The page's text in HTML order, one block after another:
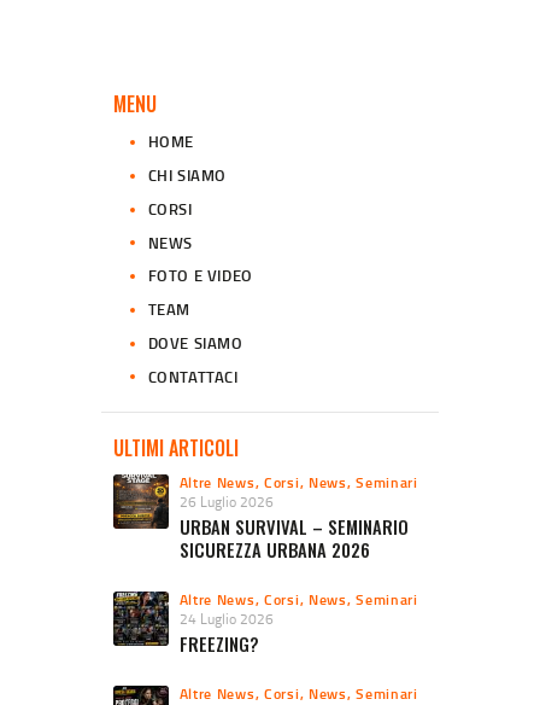
MENU
HOME
CHI SIAMO
CORSI
NEWS
FOTO E VIDEO
TEAM
DOVE SIAMO
CONTATTACI
ULTIMI ARTICOLI
Altre News,Corsi, News,Seminari
26 Luglio 2026
URBAN SURVIVAL – SEMINARIO
SICUREZZA URBANA 2026
Altre News,Corsi, News,Seminari
24 Luglio 2026
FREEZING?
Altre News,Corsi, News,Seminari